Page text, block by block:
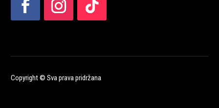
Copyright © Sva prava pridržana